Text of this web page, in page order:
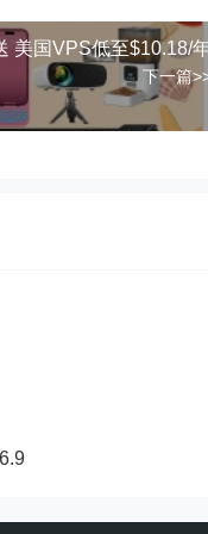
美国VPS低至$10.18/
下一篇